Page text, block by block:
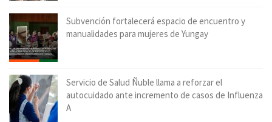
Subvención fortalecerá espacio de encuentro y
manualidades para mujeres de Yungay
Servicio de Salud Ñuble llama a reforzar el
autocuidado ante incremento de casos de Influenza
A